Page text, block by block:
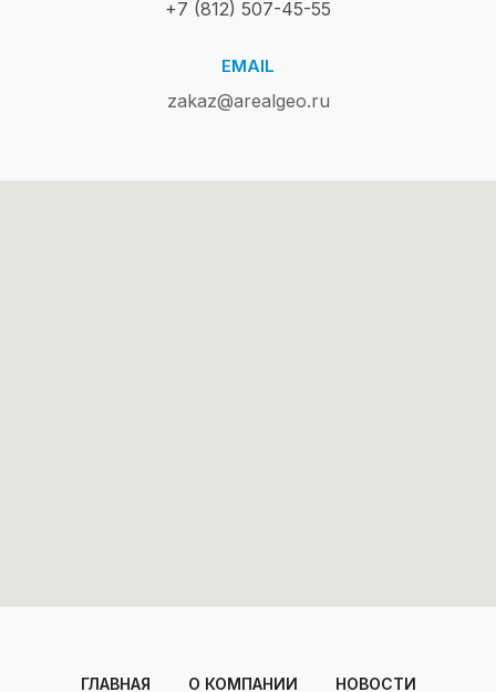
+7 (812) 507-45-55
EMAIL
zakaz@arealgeo.ru
ГЛАВНАЯ О КОМПАНИИ НОВОСТИ